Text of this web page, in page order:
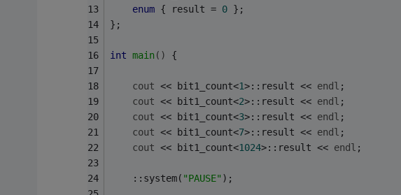
enum { result = 0 };
};
int main() {
cout << bit1_count<1>::result << endl ;
cout << bit1_count<2>::result << endl ;
cout << bit1_count<3>::result << endl ;
cout << bit1_count<7>::result << endl ;
cout << bit1_count<1024>::result << endl ;
    ::system(
"PAUSE" );